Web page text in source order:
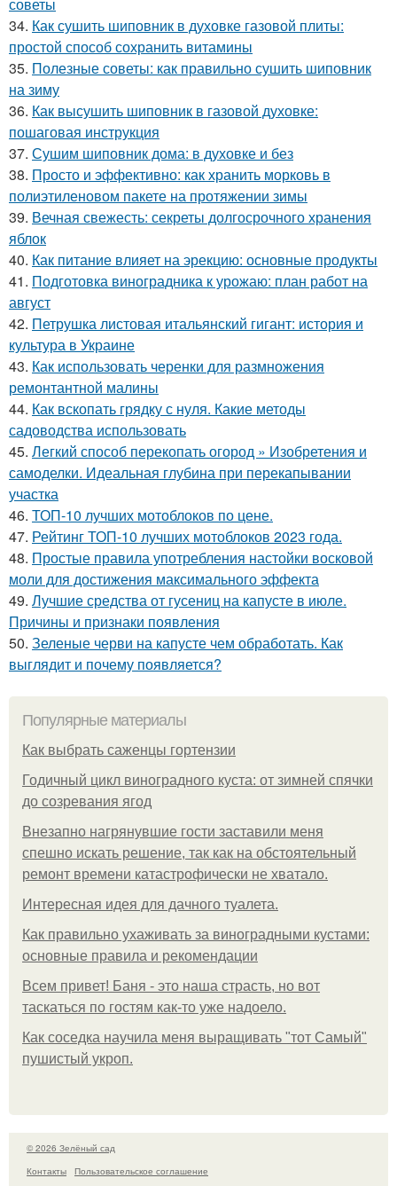
34. Как сушить шиповник в духовке газовой плиты:
простой способ сохранить витамины
35. Полезные советы: как правильно сушить шиповник
на зиму
36. Как высушить шиповник в газовой духовке:
пошаговая инструкция
37. Сушим шиповник дома: в духовке и без
38. Просто и эффективно: как хранить морковь в
полиэтиленовом пакете на протяжении зимы
39. Вечная свежесть: секреты долгосрочного хранения
яблок
40. Как питание влияет на эрекцию: основные продукты
41. Подготовка виноградника к урожаю: план работ на
август
42. Петрушка листовая итальянский гигант: история и
культура в Украине
43. Как использовать черенки для размножения
ремонтантной малины
44. Как вскопать грядку с нуля. Какие методы
садоводства использовать
45. Легкий способ перекопать огород » Изобретения и
самоделки. Идеальная глубина при перекапывании
участка
46. ТОП-10 лучших мотоблоков по цене.
47. Рейтинг ТОП-10 лучших мотоблоков 2023 года.
48. Простые правила употребления настойки восковой
моли для достижения максимального эффекта
49. Лучшие средства от гусениц на капусте в июле.
Причины и признаки появления
50. Зеленые черви на капусте чем обработать. Как
выглядит и почему появляется?
Популярные материалы
Как выбрать саженцы гортензии
Годичный цикл виноградного куста: от зимней спячки
до созревания ягод
Внезапно нагрянувшие гости заставили меня
спешно искать решение, так как на обстоятельный
ремонт времени катастрофически не хватало.
Интересная идея для дачного туалета.
Как правильно ухаживать за виноградными кустами:
основные правила и рекомендации
Всем привет! Баня - это наша страсть, но вот
таскаться по гостям как-то уже надоело.
Как соседка научила меня выращивать "тот Самый"
пушистый укроп.
© 2026 Зелёный сад
Контакты
Пользовательское соглашение